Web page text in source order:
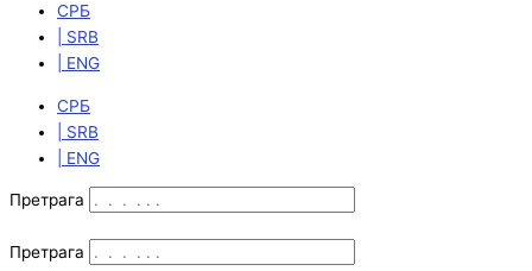
СРБ
| SRB
| ENG
СРБ
| SRB
| ENG
Претрага
Претрага